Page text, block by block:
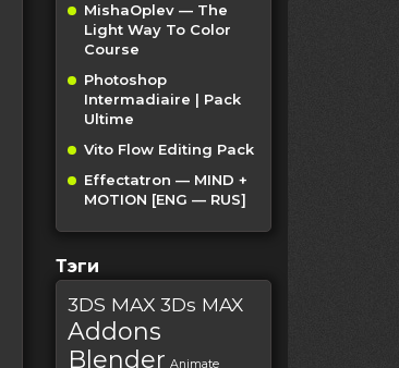
MishaOplev — The
Light Way To Color
Course
Photoshop
Intermadiaire | Pack
Ultime
Vito Flow Editing Pack
Effectatron — MIND +
MOTION [ENG — RUS]
Тэги
3DS MAX 3Ds MAX
Addons
Blender Animate